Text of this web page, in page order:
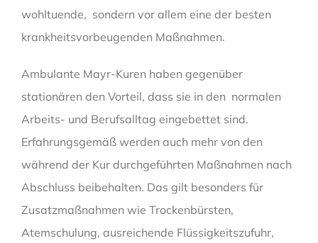
wohltuende, sondern vor allem eine der besten
krankheitsvorbeugenden Maßnahmen.
Ambulante Mayr-Kuren haben gegenüber
stationären den Vorteil, dass sie in den normalen
Arbeits- und Berufsalltag eingebettet sind.
Erfahrungsgemäß werden auch mehr von den
während der Kur durchgeführten Maßnahmen nach
Abschluss beibehalten. Das gilt besonders für
Zusatzmaßnahmen wie Trockenbürsten,
Atemschulung, ausreichende Flüssigkeitszufuhr,